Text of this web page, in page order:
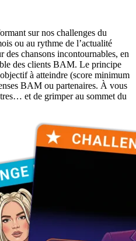
sur nos challenges du
ou au rythme de l’actualité
des chansons incontournables, en
des clients BAM. Le principe
à atteindre (score minimum
BAM ou partenaires. À vous
et de grimper au sommet du